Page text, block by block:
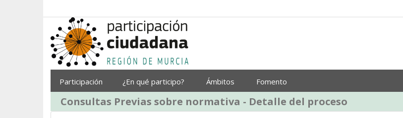
Participación ¿En qué participo? Ámbitos Fomento
Consultas Previas sobre normativa - Detalle del proceso